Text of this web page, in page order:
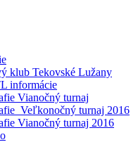
klub Tekovské Lužany
informácie
Vianočný turnaj
turnaj 2016
Vianočný turnaj 2016